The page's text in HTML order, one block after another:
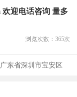
迎电话咨询 量多
浏览次数： 365次
广东省深圳市宝安区